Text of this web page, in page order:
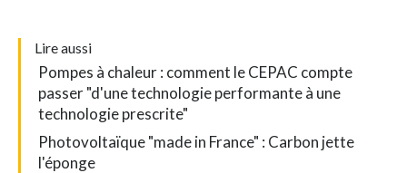
L ire aussi
Pompes à chaleur : comment le CEPAC compte
passer "d'une technologie performante à une
technologie prescrite"
Photovoltaïque "made in France" : Carbon jette
l'éponge